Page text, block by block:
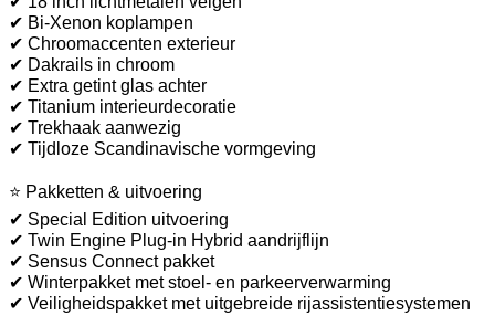
✔ Bi-Xenon koplampen
✔ Chroomaccenten exterieur
✔ Dakrails in chroom
✔ Extra getint glas achter
✔ Titanium interieurdecoratie
✔ Trekhaak aanwezig
✔ Tijdloze Scandinavische vormgeving
⭐ Pakketten & uitvoering
✔ Special Edition uitvoering
✔ Twin Engine Plug-in Hybrid aandrijflijn
✔ Sensus Connect pakket
✔ Winterpakket met stoel- en parkeerverwarming
✔ Veiligheidspakket met uitgebreide rijassistentiesystemen